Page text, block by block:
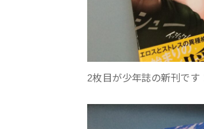
2枚目が少年誌の新刊です